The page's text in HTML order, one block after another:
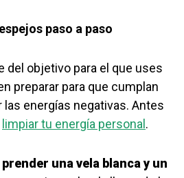
paso a paso
del objetivo para el que uses
preparar para que cumplan
las energías negativas. Antes
limpiar tu energía personal .
prender una vela blanca y un